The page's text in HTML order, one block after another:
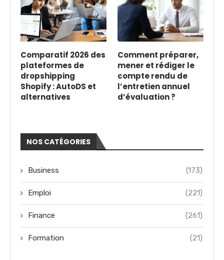
Comparatif 2026 des
plateformes de
dropshipping
Shopify : AutoDS et
alternatives
Comment préparer,
mener et rédiger le
compte rendu de
l’entretien annuel
d’évaluation ?
NOS CATÉGORIES
Business (173)
Emploi (221)
Finance (261)
Formation (21)